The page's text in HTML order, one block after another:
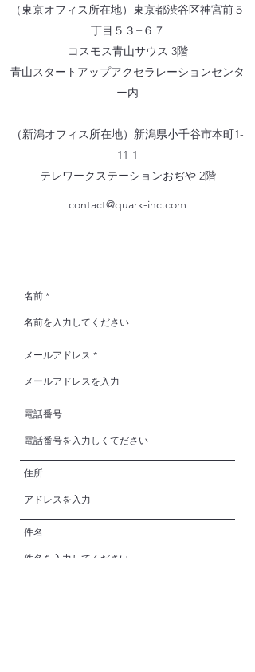
（東京オフィス所在地）東京都渋谷区神宮前５
丁目５３−６７
コスモス青山サウス 3階
​青山スタートアップアクセラレーションセンタ
ー内
（新潟オフィス所在地）新潟県小千谷市本町1-
11-1
​テレワークステーションおぢや 2階
contact@quark-inc.com
名前
メールアドレス
電話番号
住所
件名